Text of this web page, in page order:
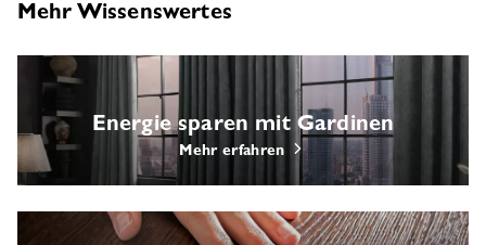
Mehr Wissenswertes
Energie sparen mit Gardinen
Mehr erfahren